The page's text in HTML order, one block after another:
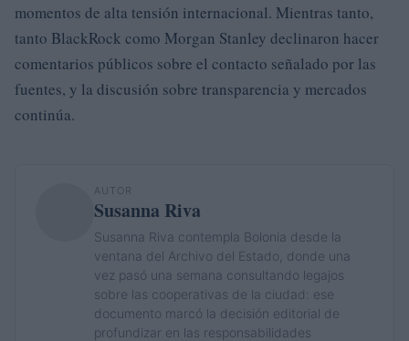
momentos de alta tensión internacional. Mientras tanto,
tanto BlackRock como Morgan Stanley declinaron hacer
comentarios públicos sobre el contacto señalado por las
fuentes, y la discusión sobre transparencia y mercados
continúa.
AUTOR
Susanna Riva
Susanna Riva contempla Bolonia desde la
ventana del Archivo del Estado, donde una
vez pasó una semana consultando legajos
sobre las cooperativas de la ciudad: ese
documento marcó la decisión editorial de
profundizar en las responsabilidades